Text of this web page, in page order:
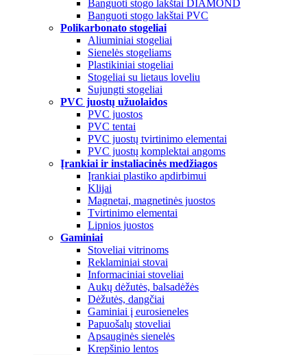
Banguoti stogo lakštai DIAMOND
Banguoti stogo lakštai PVC
Polikarbonato stogeliai
Aliuminiai stogeliai
Sienelės stogeliams
Plastikiniai stogeliai
Stogeliai su lietaus loveliu
Sujungti stogeliai
PVC juostų užuolaidos
PVC juostos
PVC tentai
PVC juostų tvirtinimo elementai
PVC juostų komplektai angoms
Įrankiai ir instaliacinės medžiagos
Įrankiai plastiko apdirbimui
Klijai
Magnetai, magnetinės juostos
Tvirtinimo elementai
Lipnios juostos
Gaminiai
Stoveliai vitrinoms
Reklaminiai stovai
Informaciniai stoveliai
Aukų dėžutės, balsadėžės
Dėžutės, dangčiai
Gaminiai į eurosieneles
Papuošalų stoveliai
Apsauginės sienelės
Krepšinio lentos